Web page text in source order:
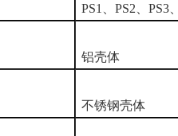
PS1、PS2、PS3
铝壳体
不锈钢壳体